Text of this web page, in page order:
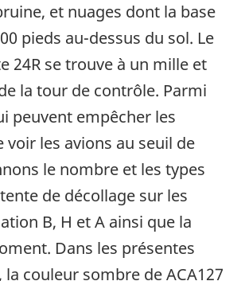
et nuages dont la base
pieds au-dessus du sol. Le
24R se trouve à un mille et
la tour de contrôle. Parmi
peuvent empêcher les
voir les avions au seuil de
le nombre et les types
de décollage sur les
B, H et A ainsi que la
Dans les présentes
couleur sombre de ACA127